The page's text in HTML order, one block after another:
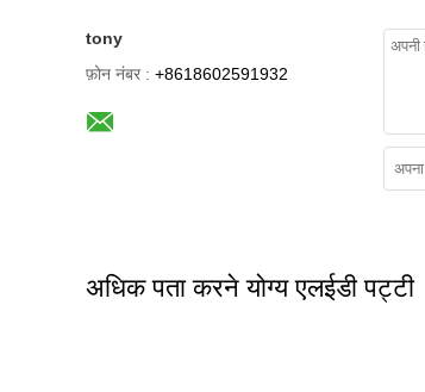
tony
फ़ोन नंबर : +8618602591932
अधिक पता करने योग्य एलईडी पट्टी